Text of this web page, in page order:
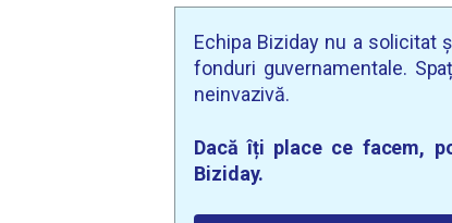
Echipa Biziday nu a solicitat
fonduri guvernamentale.
neinvazivă.
Dacă îți place ce facem,
Biziday.